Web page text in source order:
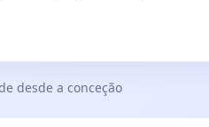
desde a conceção